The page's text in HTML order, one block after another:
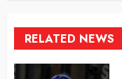
RELATED NEWS